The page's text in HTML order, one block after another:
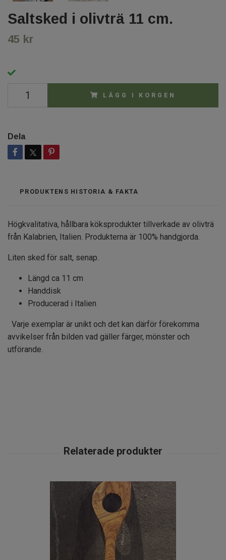
Saltsked i olivträ 11 cm.
45 kr
LÄGG I KORGEN
Dela
PRODUKTENS HISTORIA & FAKTA
Högkvalitativa, hållbara köksprodukter tillverkade av olivträ
från Kalabrien, Italien. Produkterna är 100% handgjorda.
Liten sked för salt, senap.
Längd ca 11 cm
Handdisk
Producerad i Italien
Varje exemplar är unikt och det kan därför förekomma
avvikelser från bilden vad gäller färger, mönster och
utförande.